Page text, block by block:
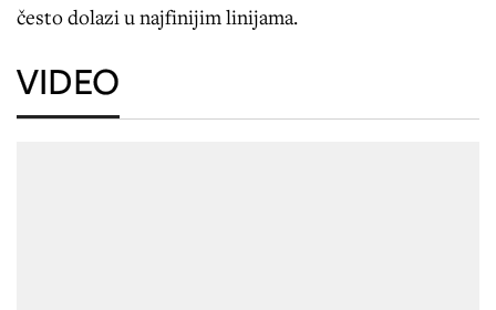
često dolazi u najfinijim linijama.
VIDEO